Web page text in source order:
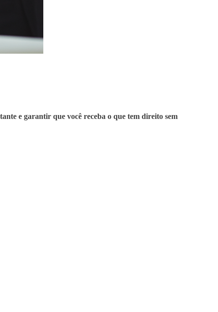
e garantir que você receba o que tem direito sem